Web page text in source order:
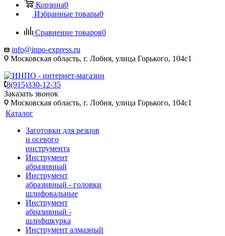
Корзина0
Избранные товары0
Сравнение товаров0
info@inpo-express.ru
Московская область, г. Лобня, улица Горького, 104с1
8(915)330-12-35
Заказать звонок
Московская область, г. Лобня, улица Горького, 104с1
Каталог
Заготовки для резцов
и осевого
инструмента
Инструмент
абразивный
Инструмент
абразивный - головки
шлифовальные
Инструмент
абразивный -
шлифшкурка
Инструмент алмазный